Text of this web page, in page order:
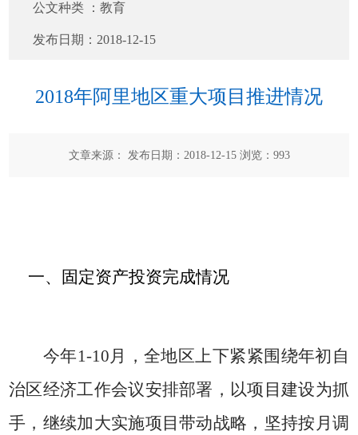
公文种类 ：教育
发布日期： 2018-12-15
2018年阿里地区重大项目推进情况
文章来源： 发布日期：2018-12-15 浏览： 993
一、固定资产投资完成情况
今年1-10月，全地区上下紧紧围绕年初自
治区经济工作会议安排部署，以项目建设为抓
手，继续加大实施项目带动战略，坚持按月调